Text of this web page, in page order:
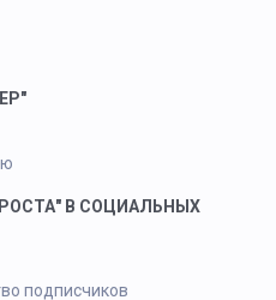
РОСТА" В СОЦИАЛЬНЫХ
подписчиков